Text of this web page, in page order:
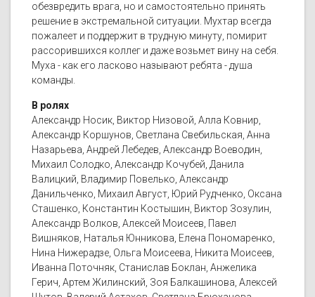
обезвредить врага, но и самостоятельно принять
решение в экстремальной ситуации. Мухтар всегда
пожалеет и поддержит в трудную минуту, помирит
рассорившихся коллег и даже возьмет вину на себя.
Муха - как его ласково называют ребята - душа
команды.
В ролях
Александр Носик, Виктор Низовой, Алла Ковнир,
Александр Коршунов, Светлана Свебильская, Анна
Назарьева, Андрей Лебедев, Александр Воеводин,
Михаил Солодко, Александр Кочубей, Данила
Валицкий, Владимир Повелько, Александр
Данильченко, Михаил Август, Юрий Рудченко, Оксана
Сташенко, Константин Костышин, Виктор Зозулин,
Александр Волков, Алексей Моисеев, Павел
Вишняков, Наталья Юнникова, Елена Пономаренко,
Нина Нижерадзе, Ольга Моисеева, Никита Моисеев,
Иванна Поточняк, Станислав Боклан, Анжелика
Герич, Артем Жилинский, Зоя Балкашинова, Алексей